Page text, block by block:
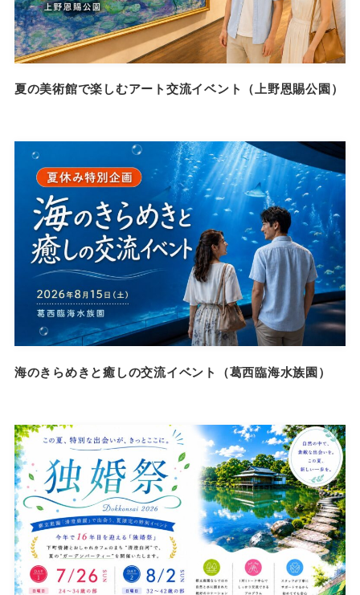
夏の美術館で楽しむアート交流イベント（上野恩賜公園）
海のきらめきと癒しの交流イベント（葛西臨海水族園）